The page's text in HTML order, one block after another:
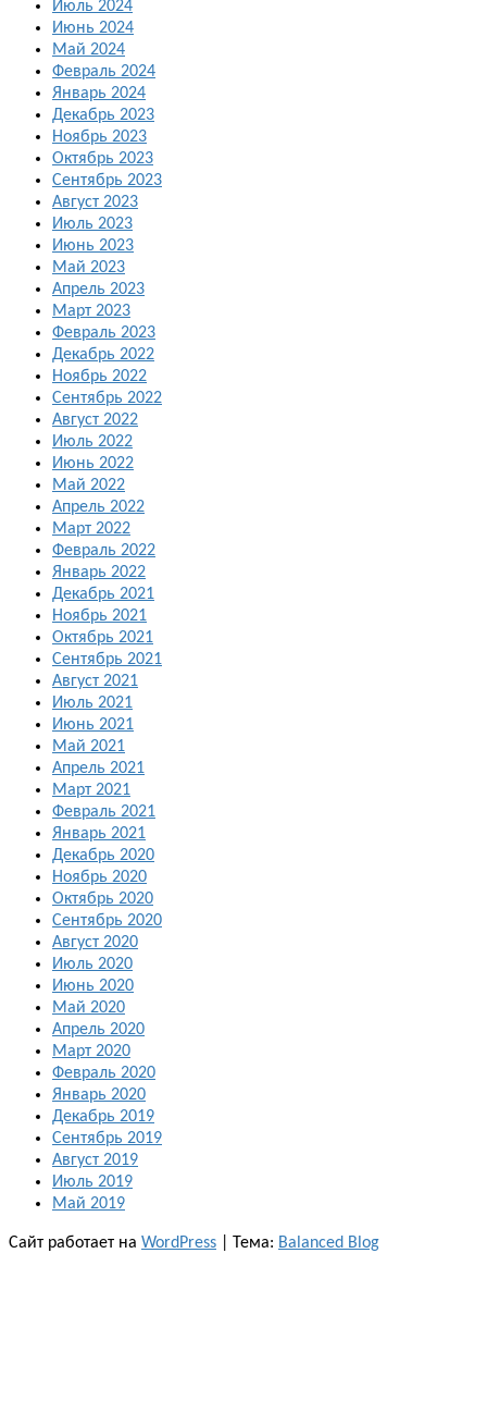
Июль 2024
Июнь 2024
Май 2024
Февраль 2024
Январь 2024
Декабрь 2023
Ноябрь 2023
Октябрь 2023
Сентябрь 2023
Август 2023
Июль 2023
Июнь 2023
Май 2023
Апрель 2023
Март 2023
Февраль 2023
Декабрь 2022
Ноябрь 2022
Сентябрь 2022
Август 2022
Июль 2022
Июнь 2022
Май 2022
Апрель 2022
Март 2022
Февраль 2022
Январь 2022
Декабрь 2021
Ноябрь 2021
Октябрь 2021
Сентябрь 2021
Август 2021
Июль 2021
Июнь 2021
Май 2021
Апрель 2021
Март 2021
Февраль 2021
Январь 2021
Декабрь 2020
Ноябрь 2020
Октябрь 2020
Сентябрь 2020
Август 2020
Июль 2020
Июнь 2020
Май 2020
Апрель 2020
Март 2020
Февраль 2020
Январь 2020
Декабрь 2019
Сентябрь 2019
Август 2019
Июль 2019
Май 2019
Сайт работает на WordPress Тема: Balanced Blog